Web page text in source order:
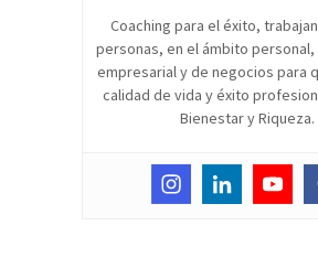
Coaching para el éxito,
personas, en el ámbito
empresarial y de negocios para
calidad de vida y éxito
Bienestar y Riqueza.